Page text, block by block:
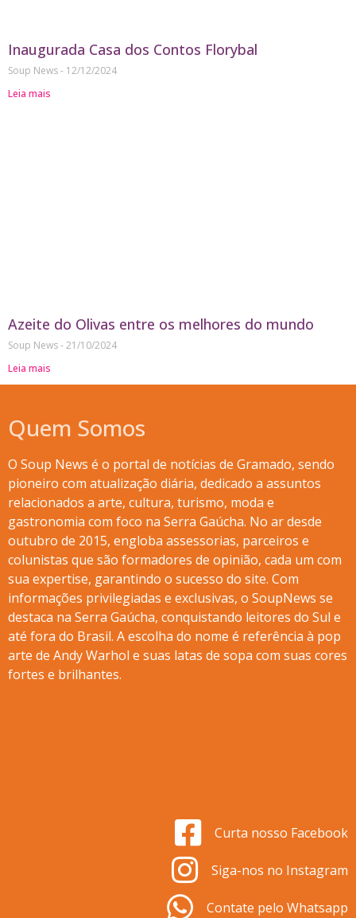
Inaugurada Casa dos Contos Florybal
Soup News
12/12/2024
Leia mais
Azeite do Olivas entre os melhores do mundo
Soup News 21/10/2024
Leia mais
Quem Somos
O Soup News é o portal de notícias de Gramado, sendo
pioneiro com atualização diária, dedicado a assuntos
relacionados a arte, cultura, turismo, moda e
gastronomia com foco na Serra Gaúcha. No ar desde
outubro de 2015, engloba assessorias, parceiros e
colunistas que são formadores de opinião, cada um com
sua expertise, garantindo o sucesso do site. Com
informações privilegiadas e exclusivas, o SoupNews se
destaca na Serra Gaúcha, conquistando leitores do Sul e
até fora do Brasil. A escolha do nome é referência à pop
arte de Andy Warhol e suas latas de sopa com suas cores
fortes e brilhantes.
Curta nosso Facebook
Siga-nos no Instagram
Contate pelo Whatsapp